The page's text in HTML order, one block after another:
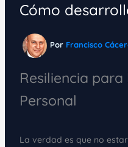
Cómo
Por Francisco
Resiliencia para
Personal
La verdad es que no